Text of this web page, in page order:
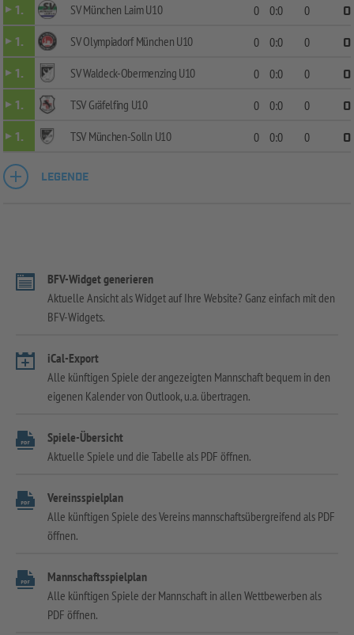
1.
SV München Laim U10 0 0:0 0
0
1.
SV Olympiadorf München U10 0 0:0 0
0
1.
SV Waldeck-Obermenzing U10 0 0:0 0
0
1.
TSV Gräfelfing U10 0 0:0 0
0
1.
TSV München-Solln U10 0 0:0 0 0
LEGENDE
BFV-Widget generieren
Aktuelle Ansicht als Widget auf Ihre Website? Ganz einfach mit den
BFV-Widgets.
iCal-Export
Alle künftigen Spiele der angezeigten Mannschaft bequem in den
eigenen Kalender von Outlook, u.a. übertragen.
Spiele-Übersicht
Aktuelle Spiele und die Tabelle als PDF öffnen.
Vereinsspielplan
Alle künftigen Spiele des Vereins mannschaftsübergreifend als PDF
öffnen.
Mannschaftsspielplan
Alle künftigen Spiele der Mannschaft in allen Wettbewerben als
PDF öffnen.